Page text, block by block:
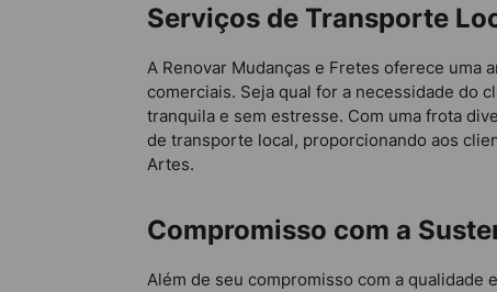
Serviços de Transporte
A Renovar Mudanças e Fretes oferece uma
comerciais. Seja qual for a necessidade do
tranquila e sem estresse. Com uma frota
de transporte local, proporcionando aos
Artes.
Compromisso com a
Além de seu compromisso com a qualidade